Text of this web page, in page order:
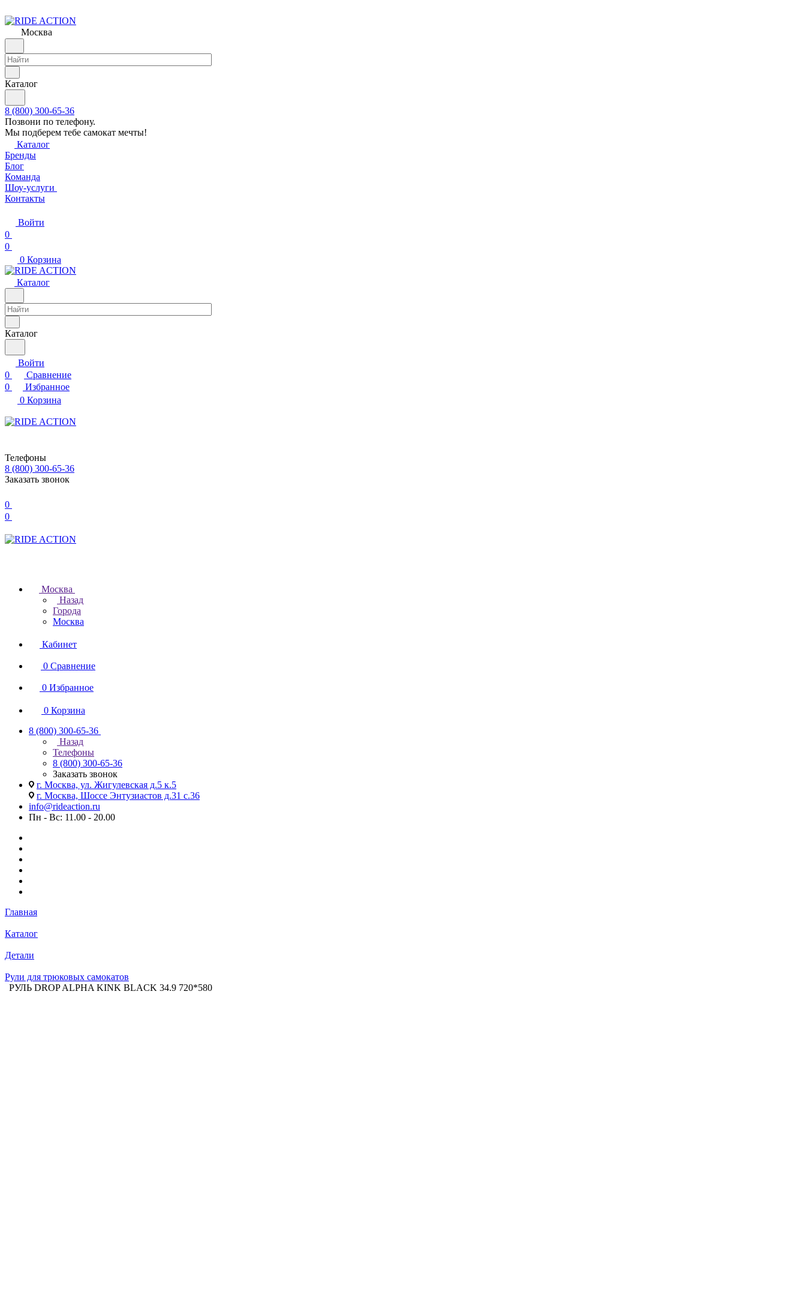
Москва
Каталог
8 (800) 300-65-36
Позвони по телефону.
Мы подберем тебе самокат мечты!
Каталог
Бренды
Блог
Команда
Шоу-услуги
Контакты
Войти
0
0
0 Корзина
Каталог
Каталог
Войти
0
Сравнение
0
Избранное
0 Корзина
Телефоны
8 (800) 300-65-36
Заказать звонок
0
0
Москва
Назад
Города
Москва
Кабинет
0 Сравнение
0 Избранное
0 Корзина
8 (800) 300-65-36
Назад
Телефоны
8 (800) 300-65-36
Заказать звонок
г. Москва, ул. Жигулевская д.5 к.5
г. Москва, Шоссе Энтузиастов д.31 с.36
info@rideaction.ru
Пн - Вс: 11.00 - 20.00
Главная
Каталог
Детали
Рули для трюковых самокатов
РУЛЬ DROP ALPHA KINK BLACK 34.9 720*580